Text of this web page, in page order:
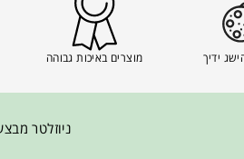
ידיך מוצרים באיכות גבוהה
ניוזלטר